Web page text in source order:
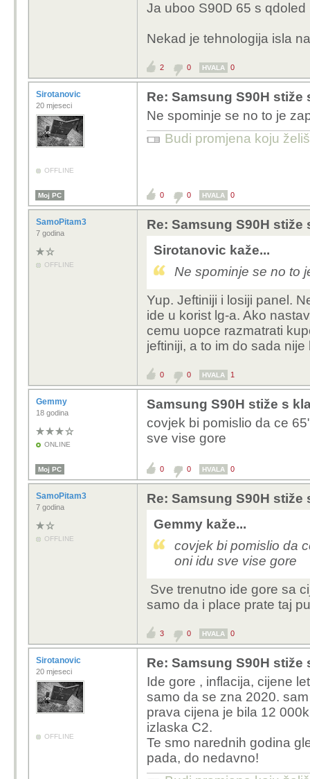
Ja uboo S90D 65 s
Nekad je tehnologija isla
2 0 HVALA 0
Sirotanovic
20 mjeseci
OFFLINE
Re: Samsung S90H
Ne spominje se no to je
Budi promjena koju
Moj PC 0 0 HVALA 0
SamoPitam3
7 godina
OFFLINE
Re: Samsung S90H
Sirotanovic kaže...
Ne spominje se no to
Yup. Jeftiniji i losiji panel.
ide u korist lg-a. Ako
cemu uopce razmatrati
jeftiniji, a to im do sada nije
0 0 HVALA 1
Gemmy
18 godina
ONLINE
Samsung S90H stiže s
covjek bi pomislio da ce
sve vise gore
Moj PC 0 0 HVALA 0
SamoPitam3
7 godina
OFFLINE
Re: Samsung S90H
Gemmy kaže...
covjek bi pomislio da
oni idu sve vise gore
Sve trenutno ide gore sa
samo da i place prate taj
3 0 HVALA 0
Sirotanovic
20 mjeseci
OFFLINE
Re: Samsung S90H
Ide gore , inflacija, cijene
samo da se zna 2020.
prava cijena je bila 12
izlaska C2.
Te smo narednih godina
pada, do nedavno!